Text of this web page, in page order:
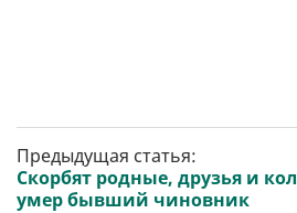
Предыдущая статья:
Скорбят родные, друзья и
умер бывший чиновник